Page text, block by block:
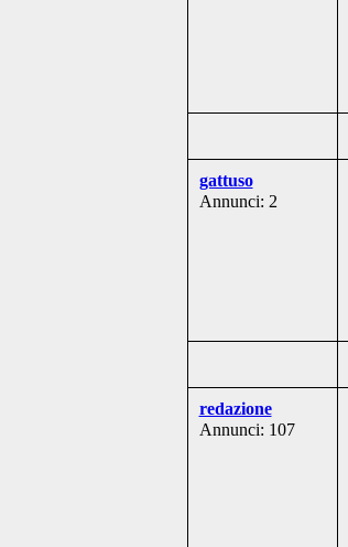
gattuso
Annunci: 2
redazione
Annunci: 107